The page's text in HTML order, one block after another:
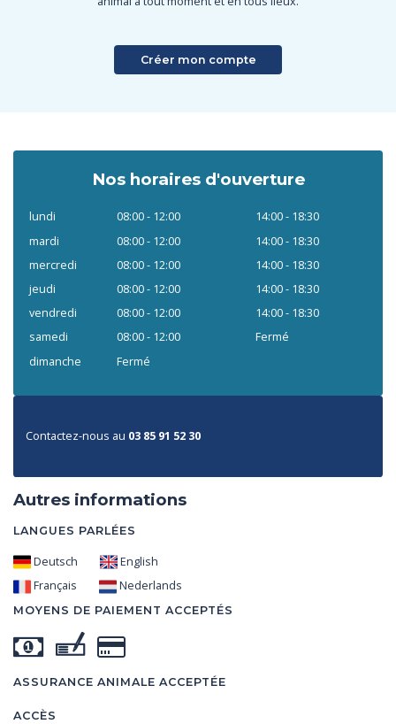
Créer mon compte
Nos horaires d'ouverture
lundi 08:00 - 12:00
14:00 - 18:30
mardi
08:00 - 12:00
14:00 - 18:30
mercredi
08:00 - 12:00
14:00 - 18:30
jeudi
08:00 - 12:00
14:00 - 18:30
vendredi
08:00 - 12:00
14:00 - 18:30
samedi
08:00 - 12:00
Fermé
dimanche
Fermé
Contactez-nous au 03 85 91 52 30
Autres informations
LANGUES PARLÉES
Deutsch
English
Français
Nederlands
MOYENS DE PAIEMENT ACCEPTÉS
ASSURANCE ANIMALE ACCEPTÉE
ACCÈS